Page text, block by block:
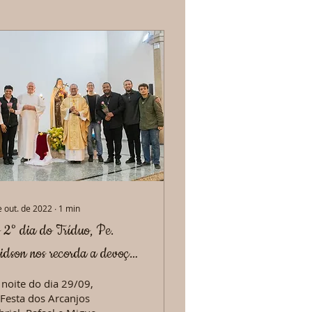
out. de 2022 ∙ 1 min
2° dia do Tríduo, Pe.
nos recorda a devoção
aos Santos Anjos
noite do dia 29/09,
dos Arcanjos